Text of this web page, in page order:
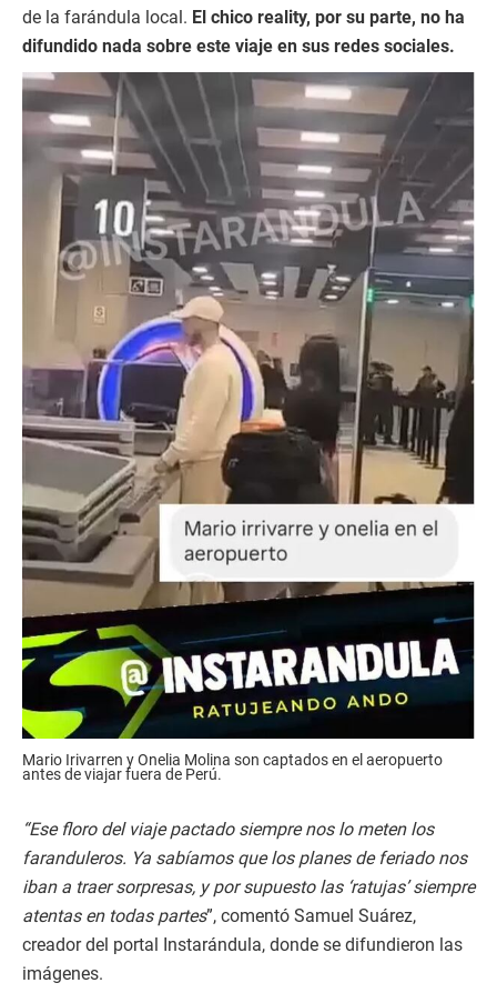
de la farándula local. El chico reality, por su parte, no ha
difundido nada sobre este viaje en sus redes sociales.
Mario Irivarren y Onelia Molina son captados en el aeropuerto
antes de viajar fuera de Perú.
“Ese floro del viaje pactado siempre nos lo meten los
faranduleros. Ya sabíamos que los planes de feriado nos
iban a traer sorpresas, y por supuesto las ‘ratujas’ siempre
atentas en todas partes”, comentó Samuel Suárez,
creador del portal Instarándula, donde se difundieron las
imágenes.